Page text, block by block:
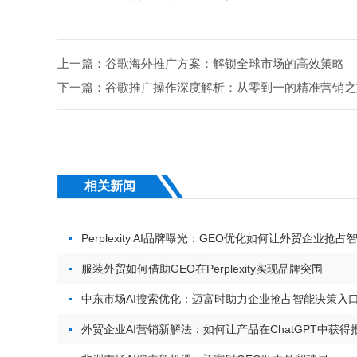
上一篇：谷歌海外推广方案：解锁全球市场的高效策略
下一篇：谷歌推广操作深度解析：从零到一的精准营销
相关新闻
Perplexity AI品牌曝光：GEO优化如何让外贸企业抢占
服装外贸如何借助GEO在Perplexity实现品牌突围
中东市场AI搜索优化：迈富时助力企业抢占智能决策入口
外贸企业AI营销新解法：如何让产品在ChatGPT中获得